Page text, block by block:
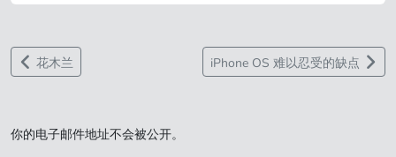
花木兰 iPhone OS 难以忍受的缺点
你的电子邮件地址不会被公开。